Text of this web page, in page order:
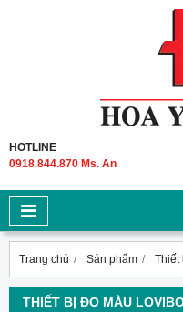
HOTLINE
0918.844.870 Ms. An
Trang chủ Sản phẩm Thiết
THIẾT BỊ ĐO MÀU